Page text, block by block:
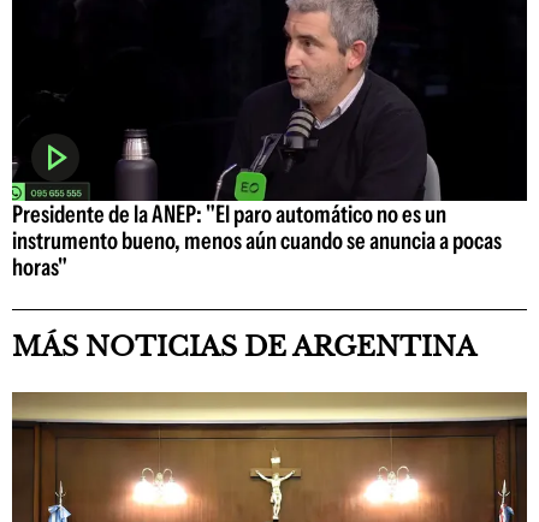
Presidente de la ANEP: "El paro automático no es un
instrumento bueno, menos aún cuando se anuncia a pocas
horas"
MÁS NOTICIAS DE ARGENTINA